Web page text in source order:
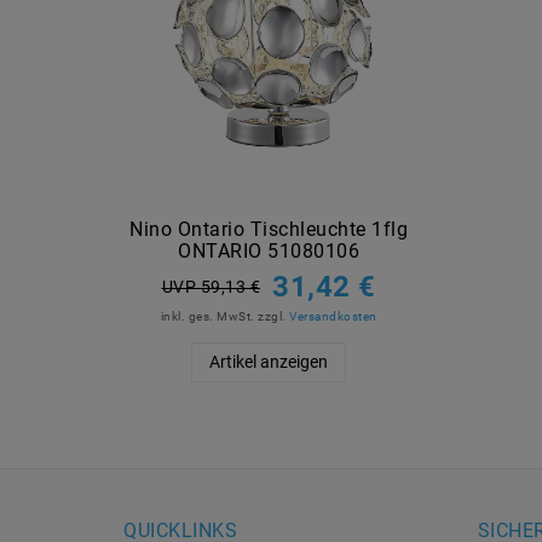
Nino Ontario Tischleuchte 1flg
ONTARIO 51080106
UVP 59,13 € 31,42 €
inkl. ges. MwSt. zzgl. Versandkosten
Artikel anzeigen
QUICKLINKS